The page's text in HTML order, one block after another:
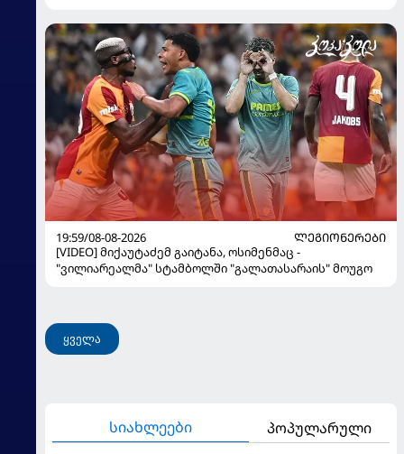
19:59/08-08-2026
ᲚᲔᲒᲘᲝᲜᲔᲠᲔᲑᲘ
[VIDEO] მიქაუტაძემ გაიტანა, ოსიმენმაც -
"ვილიარეალმა" სტამბოლში "გალათასარაის" მოუგო
ყველა
სიახლეები პოპულარული